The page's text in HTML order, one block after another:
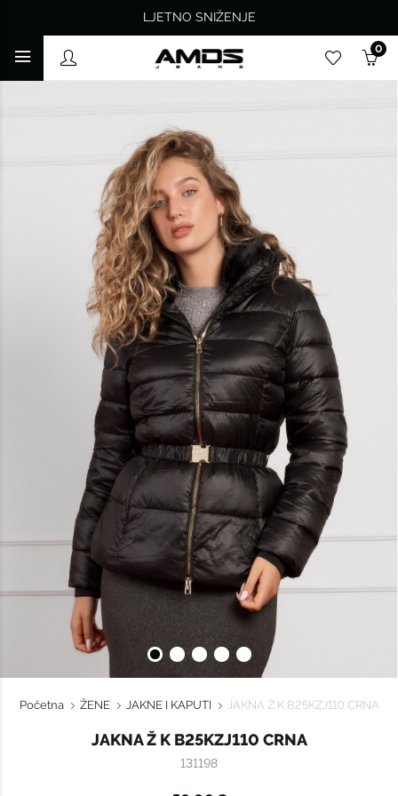
LJETNO SNIŽENJE
0
Početna ŽENE JAKNE I KAPUTI JAKNA Ž K B25KZJ110 CRNA
JAKNA Ž K B25KZJ110 CRNA
131198